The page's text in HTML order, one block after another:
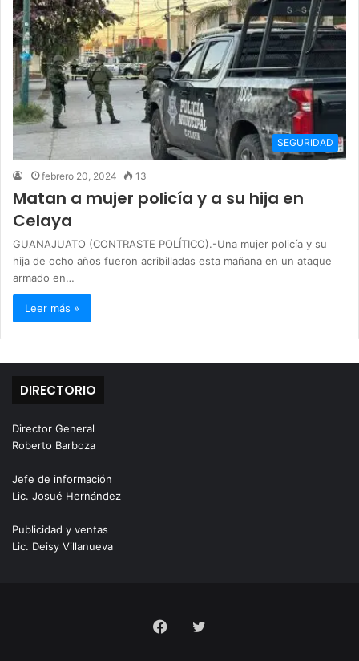
SEGURIDAD
febrero 20, 2024 13
Matan a mujer policía y a su hija en
Celaya
GUANAJUATO (CONTRASTE POLÍTICO).-Una mujer policía y su
hija de ocho años fueron acribilladas esta mañana en un ataque
armado en…
Leer más »
DIRECTORIO
Director General
Roberto Barboza
Jefe de información
Lic. Josué Hernández
Publicidad y ventas
Lic. Deisy Villanueva
FacebookTwitter